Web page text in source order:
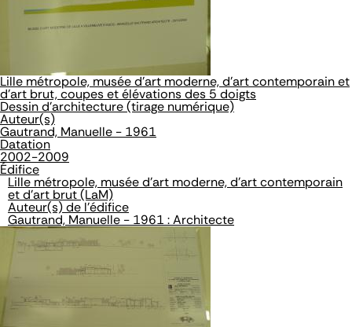
Lille métropole, musée d'art moderne, d'art contemporain et
d'art brut, coupes et élévations des 5 doigts
Dessin d'architecture (tirage numérique)
Auteur(s)
Gautrand, Manuelle - 1961
Datation
2002-2009
Édifice
Lille métropole, musée d'art moderne, d'art contemporain
et d'art brut (LaM)
Auteur(s) de l'édifice
Gautrand, Manuelle - 1961 : Architecte